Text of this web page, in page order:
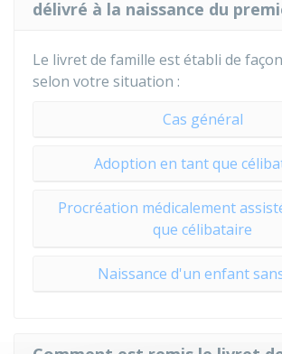
délivré à la naissance du
Le livret de famille est établi de
selon votre situation :
Cas général
Adoption en tant que
Procréation médicalement
que célibataire
Naissance d'un enfant